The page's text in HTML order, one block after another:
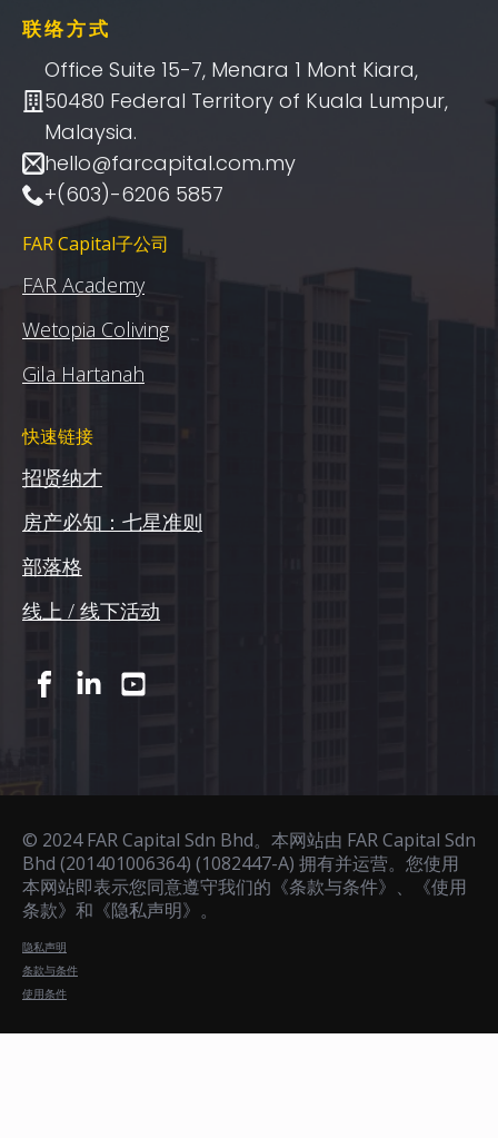
联络方式
Office Suite 15-7, Menara 1 Mont Kiara,
50480 Federal Territory of Kuala Lumpur,
Malaysia.
hello@farcapital.com.my
+(603)-6206 5857
FAR Capital子公司
FAR Academy
Wetopia Coliving
Gila Hartanah
快速链接
招贤纳才
房产必知：七星准则
部落格
线上 / 线下活动
© 2024 FAR Capital Sdn Bhd。本网站由 FAR Capital Sdn
Bhd (201401006364) (1082447-A) 拥有并运营。您使用
本网站即表示您同意遵守我们的《条款与条件》、《使用
条款》和《隐私声明》。
隐私声明
条款与条件
使用条件